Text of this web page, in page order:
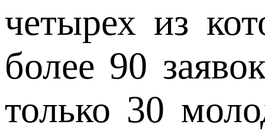
четырех из
более 90
только 30